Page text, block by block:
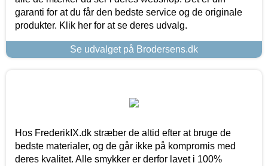
garanti for at du får den bedste service og de originale
produkter. Klik her for at se deres udvalg.
Se udvalget på Brodersens.dk
Hos FrederikIX.dk stræber de altid efter at bruge de
bedste materialer, og de går ikke på kompromis med
deres kvalitet. Alle smykker er derfor lavet i 100%